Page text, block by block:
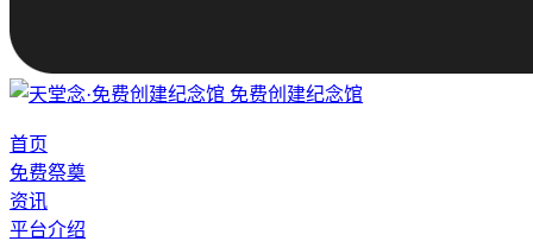
免费创建纪念馆
首页
免费祭奠
资讯
平台介绍